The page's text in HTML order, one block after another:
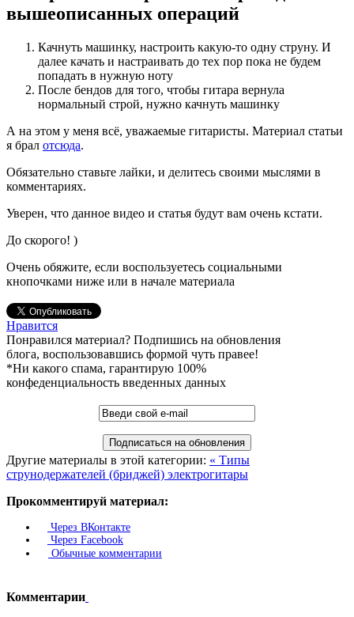
вышеописанных операций
Качнуть машинку, настроить какую-то одну струну. И
далее качать и настраивать до тех пор пока не будем
попадать в нужную ноту
После бендов для того, чтобы гитара вернула
нормальный строй, нужно качнуть машинку
А на этом у меня всё, уважаемые гитаристы. Материал статьи
я брал отсюда.
Обязательно ставьте лайки, и делитесь своими мыслями в
комментариях.
Уверен, что данное видео и статья будут вам очень кстати.
До скорого! )
Очень обяжите, если воспользуетесь социальными
кнопочками ниже или в начале материала
Нравится
Понравился материал? Подпишись на обновления
блога, воспользовавшись формой чуть правее!
*Ни какого спама, гарантирую 100%
конфеденциальность введенных данных
Другие материалы в этой категории: « Типы
струнодержателей (бриджей) электрогитары
Прокомментируй материал:
Через ВКонтакте
Через Facebook
Обычные комментарии
Комментарии